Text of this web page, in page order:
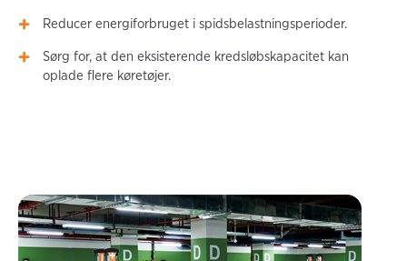
Reducer energiforbruget i spidsbelastningsperioder.
Sørg for, at den eksisterende kredsløbskapacitet kan
oplade flere køretøjer.